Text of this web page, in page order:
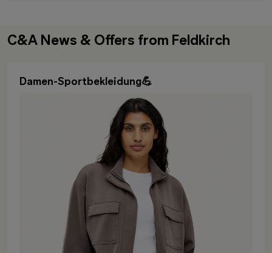
C&A News & Offers from Feldkirch
Damen-Sportbekleidung💪